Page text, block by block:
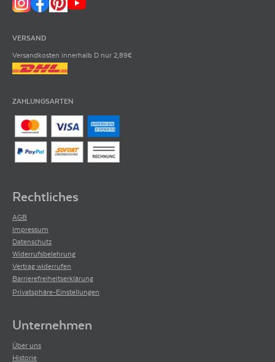
VERSAND
Versandkosten innerhalb D nur 2,89€
ZAHLUNGSARTEN
Rechtliches
AGB
Impressum
Datenschutz
Widerrufsbelehrung
Vertrag widerrufen
Barrierefreiheitserklärung
Privatsphäre-Einstellungen
Unternehmen
Über uns
Historie